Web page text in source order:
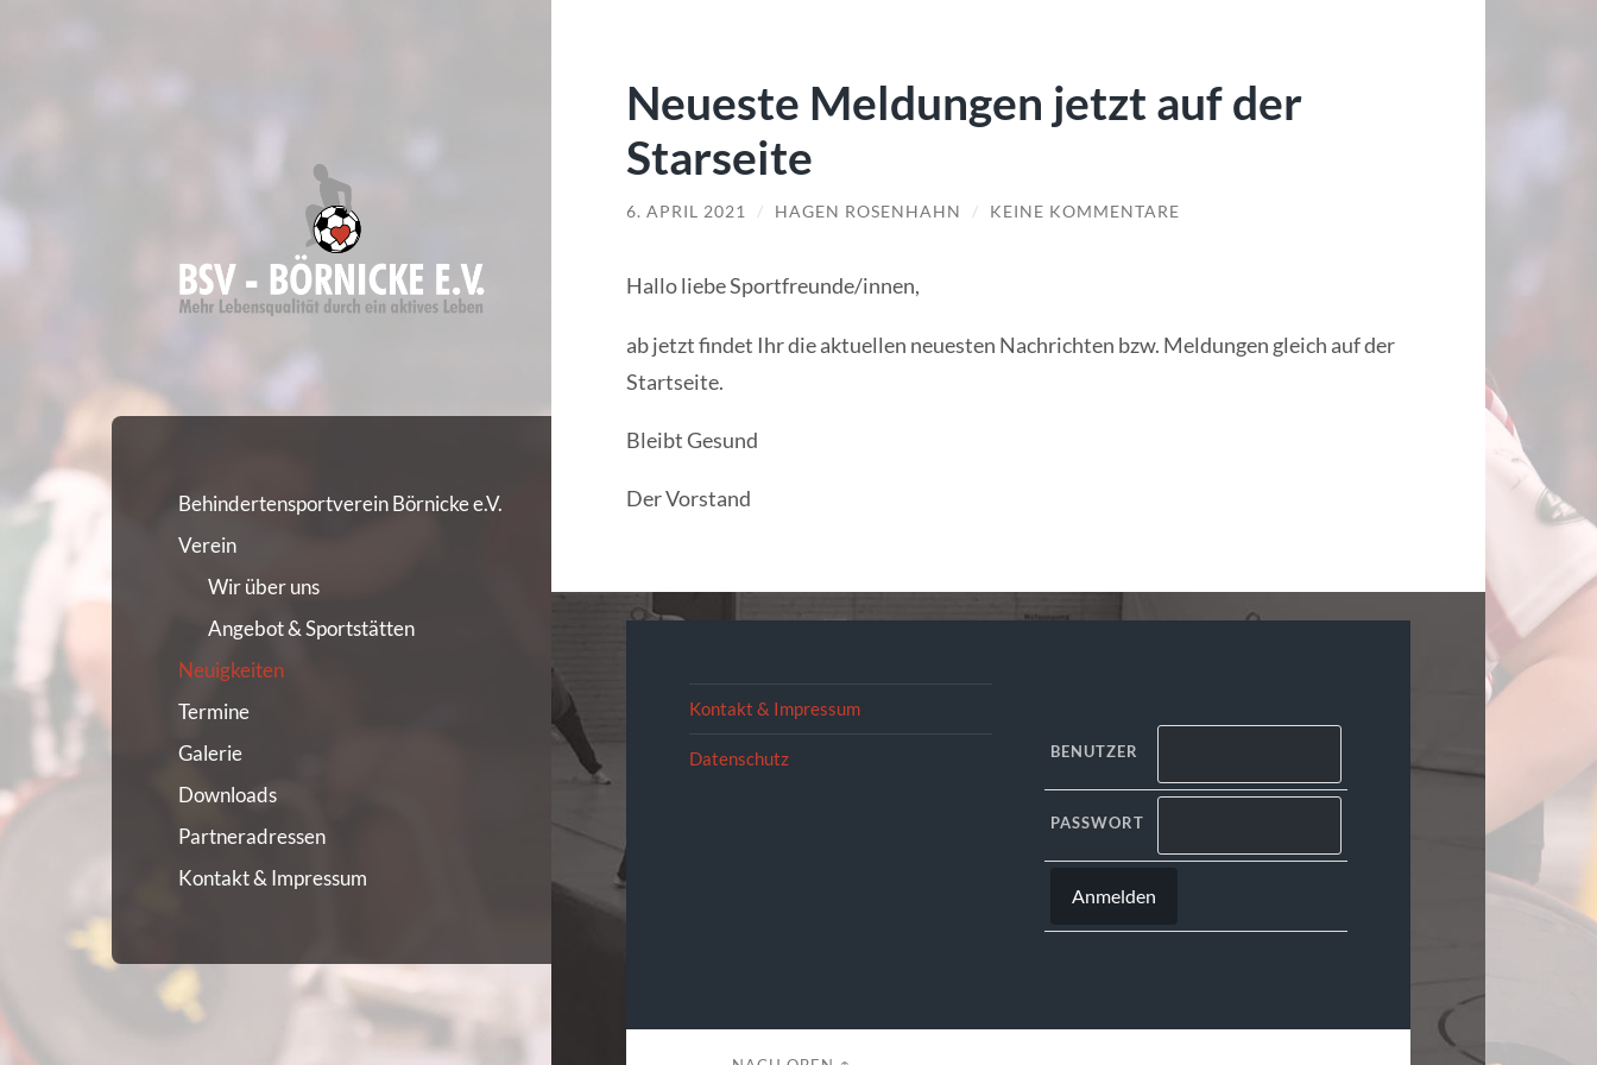
Börnicke
Behindertensportverein Börnicke e.V.
Verein
Wir über uns
Angebot & Sportstätten
Neuigkeiten
Termine
Galerie
Downloads
Partneradressen
Kontakt & Impressum
Neueste Meldungen jetzt auf der
Starseite
6. APRIL 2021 / HAGEN ROSENHAHN / KEINE KOMMENTARE
Hallo liebe Sportfreunde/innen,
ab jetzt findet Ihr die aktuellen neuesten Nachrichten bzw. Meldungen gleich auf der
Startseite.
Bleibt Gesund
Der Vorstand
Kontakt & Impressum
Datenschutz BENUTZER
PASSWORT